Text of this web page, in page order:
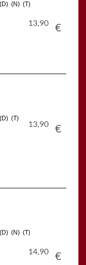
D N T
13,90 €
D T
13,90 €
D N T
14,90 €